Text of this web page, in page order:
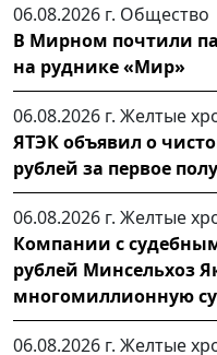
06.08.2026 г. Общество
В Мирном почтили
на руднике «Мир»
06.08.2026 г. Желтые
ЯТЭК объявил о
рублей за первое
06.08.2026 г. Желтые
Компании с
рублей Минсельхоз
многомиллионную
06.08.2026 г. Желтые